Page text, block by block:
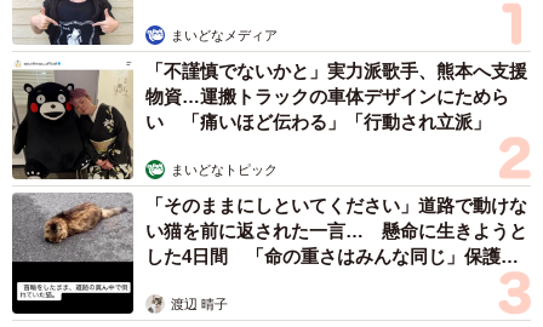
まいどなメディア
「不謹慎でないかと」実力派歌手、熊本へ支援
物資…運搬トラックの車体デザインにためら
い 「痛いほど伝わる」「行動され立派」
まいどなトピック
「そのままにしといてください」道路で動けな
い猫を前に返された一言… 懸命に生きようと
した4日間 「命の重さはみんな同じ」保護団
渡辺 晴子